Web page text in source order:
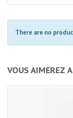
There are no
VOUS AIMEREZ